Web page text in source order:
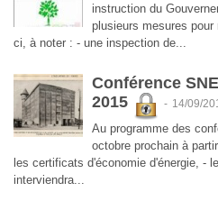
instruction du
plusieurs mesures
ci, à noter : - une inspection de...
Conférence
2015
- 14/09/
Au programme des
octobre prochain à
les certificats d'économie d'énergie, -
interviendra...